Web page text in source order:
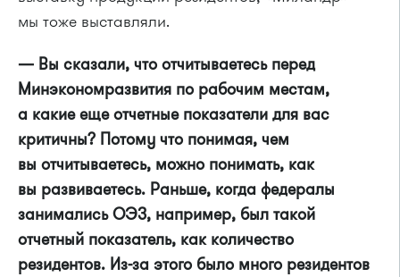
мы тоже выставляли.
— Вы сказали, что отчитываетесь перед
Минэкономразвития по рабочим местам,
а какие еще отчетные показатели для вас
критичны? Потому что понимая, чем
вы отчитываетесь, можно понимать, как
вы развиваетесь. Раньше, когда федералы
занимались ОЭЗ, например, был такой
отчетный показатель, как количество
резидентов. Из-за этого было много резидентов